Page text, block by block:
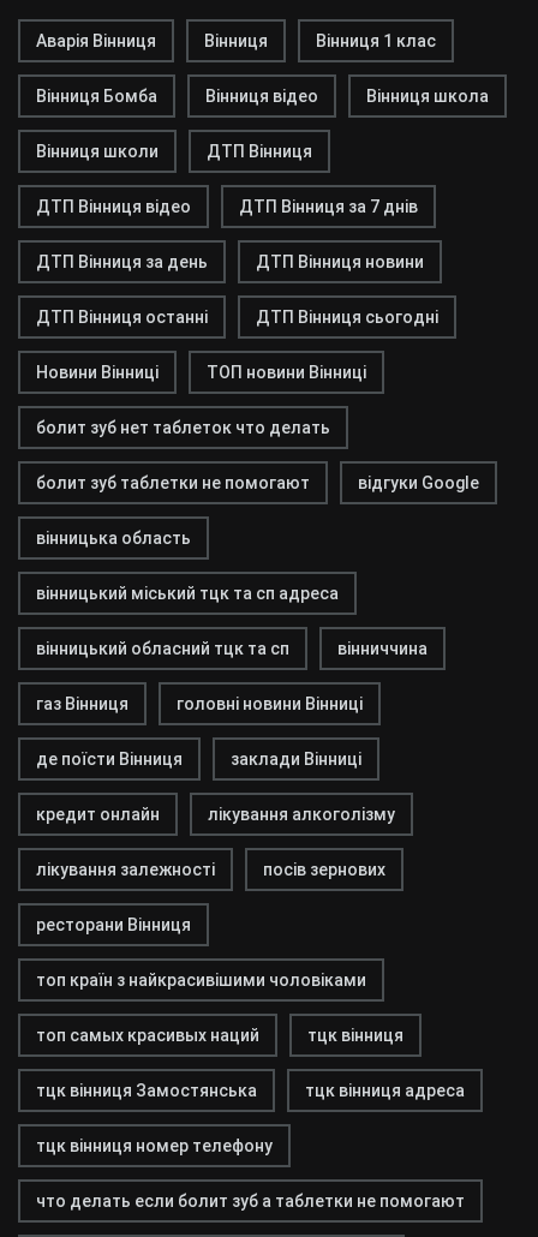
Аварія Вінниця Вінниця Вінниця 1 клас
Вінниця Бомба Вінниця відео Вінниця школа
Вінниця школи ДТП Вінниця
ДТП Вінниця відео ДТП Вінниця за 7 днів
ДТП Вінниця за день ДТП Вінниця новини
ДТП Вінниця останні ДТП Вінниця сьогодні
Новини Вінниці ТОП новини Вінниці
болит зуб нет таблеток что делать
болит зуб таблетки не помогают відгуки Google
вінницька область
вінницький міський тцк та сп адреса
вінницький обласний тцк та сп вінниччина
газ Вінниця головні новини Вінниці
де поїсти Вінниця заклади Вінниці
кредит онлайн лікування алкоголізму
лікування залежності посів зернових
ресторани Вінниця
топ країн з найкрасивішими чоловіками
топ самых красивых наций тцк вінниця
тцк вінниця Замостянська тцк вінниця адреса
тцк вінниця номер телефону
что делать если болит зуб а таблетки не помогают